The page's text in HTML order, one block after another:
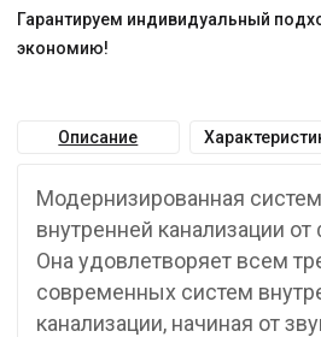
Гарантируем индивидуальный
экономию!
Описание
Модернизированная
внутренней канализации
Она удовлетворяет всем
современных систем
канализации, начиная от